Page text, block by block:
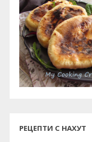
РЕЦЕПТИ С НАХУТ